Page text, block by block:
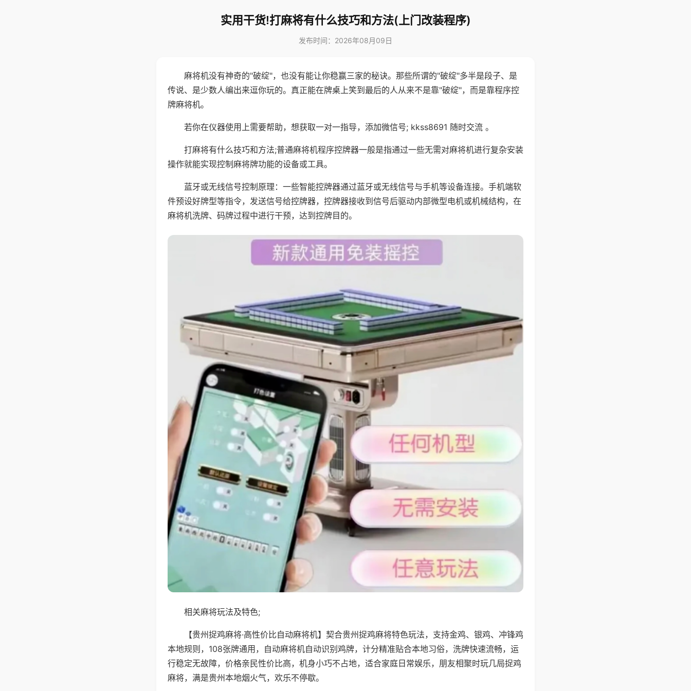
实用干货!打麻将有什么技巧和方法(上门改装程序)
发布时间：2026年08月09日
麻将机没有神奇的"破绽"，也没有能让你稳赢三家的秘诀。那些所谓的"破绽"多半是段子、是
传说、是少数人编出来逗你玩的。真正能在牌桌上笑到最后的人从来不是靠"破绽"，而是靠程序控
牌麻将机。
若你在仪器使用上需要帮助，想获取一对一指导，添加微信号; kkss8691 随时交流 。
打麻将有什么技巧和方法;普通麻将机程序控牌器一般是指通过一些无需对麻将机进行复杂安装
操作就能实现控制麻将牌功能的设备或工具。
蓝牙或无线信号控制原理：一些智能控牌器通过蓝牙或无线信号与手机等设备连接。手机端软
件预设好牌型等指令，发送信号给控牌器，控牌器接收到信号后驱动内部微型电机或机械结构，在
麻将机洗牌、码牌过程中进行干预，达到控牌目的。
相关麻将玩法及特色;
【贵州捉鸡麻将·高性价比自动麻将机】契合贵州捉鸡麻将特色玩法，支持金鸡、银鸡、冲锋鸡
本地规则，108张牌通用，自动麻将机自动识别鸡牌，计分精准贴合本地习俗，洗牌快速流畅，运
行稳定无故障，价格亲民性价比高，机身小巧不占地，适合家庭日常娱乐，朋友相聚时玩几局捉鸡
麻将，满是贵州本地烟火气，欢乐不停歇。